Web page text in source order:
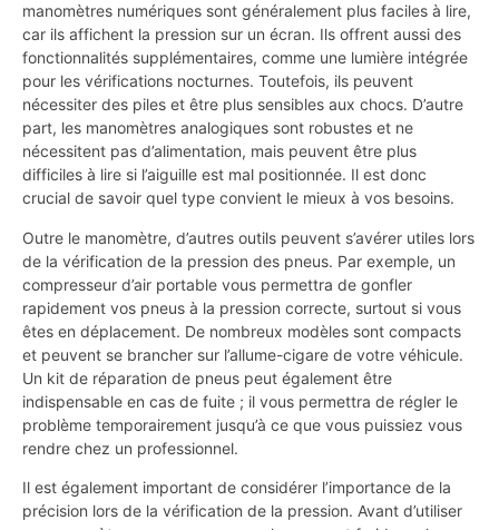
manomètres numériques sont généralement plus faciles à lire,
car ils affichent la pression sur un écran. Ils offrent aussi des
fonctionnalités supplémentaires, comme une lumière intégrée
pour les vérifications nocturnes. Toutefois, ils peuvent
nécessiter des piles et être plus sensibles aux chocs. D’autre
part, les manomètres analogiques sont robustes et ne
nécessitent pas d’alimentation, mais peuvent être plus
difficiles à lire si l’aiguille est mal positionnée. Il est donc
crucial de savoir quel type convient le mieux à vos besoins.
Outre le manomètre, d’autres outils peuvent s’avérer utiles lors
de la vérification de la pression des pneus. Par exemple, un
compresseur d’air portable vous permettra de gonfler
rapidement vos pneus à la pression correcte, surtout si vous
êtes en déplacement. De nombreux modèles sont compacts
et peuvent se brancher sur l’allume-cigare de votre véhicule.
Un kit de réparation de pneus peut également être
indispensable en cas de fuite ; il vous permettra de régler le
problème temporairement jusqu’à ce que vous puissiez vous
rendre chez un professionnel.
Il est également important de considérer l’importance de la
précision lors de la vérification de la pression. Avant d’utiliser